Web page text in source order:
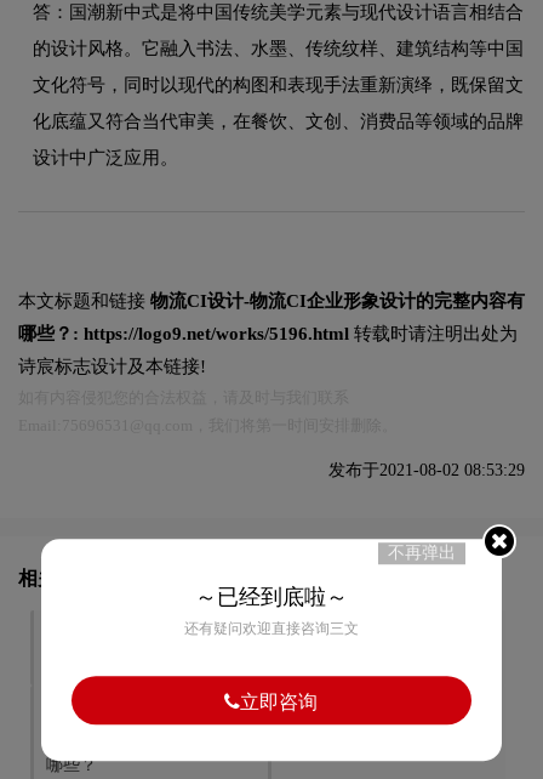
答：国潮新中式是将中国传统美学元素与现代设计语言相结合
的设计风格。它融入书法、水墨、传统纹样、建筑结构等中国
文化符号，同时以现代的构图和表现手法重新演绎，既保留文
化底蕴又符合当代审美，在餐饮、文创、消费品等领域的品牌
设计中广泛应用。
本文标题和链接 物流CI设计-物流CI企业形象设计的完整内容有
哪些？: https://logo9.net/works/5196.html 转载时请注明出处为
诗宸标志设计及本链接!
发布于2021-08-02 08:53:29
相关文章推荐
化工CI设计-化工CI企业形象
服饰CI设计-服饰CI企业形象
医疗器械CI设计-医疗器械CI
哪些？
五金CI设计-五金CI企业形象
不再弹出
～已经到底啦～
还有疑问欢迎直接咨询三文
立即咨询